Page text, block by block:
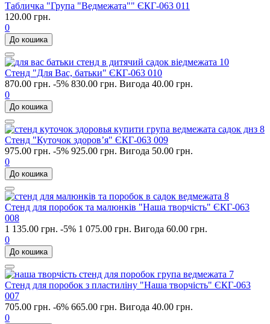
Табличка "Група "Ведмежата"" ЄКГ-063 011
120.00 грн.
0
До кошика
Стенд "Для Вас, батьки" ЄКГ-063 010
870.00 грн. -5% 830.00 грн. Вигода 40.00 грн.
0
До кошика
Стенд "Куточок здоров’я" ЄКГ-063 009
975.00 грн. -5% 925.00 грн. Вигода 50.00 грн.
0
До кошика
Стенд для поробок та малюнків "Наша творчість" ЄКГ-063
008
1 135.00 грн. -5% 1 075.00 грн. Вигода 60.00 грн.
0
До кошика
Стенд для поробок з пластиліну "Наша творчість" ЄКГ-063
007
705.00 грн. -6% 665.00 грн. Вигода 40.00 грн.
0